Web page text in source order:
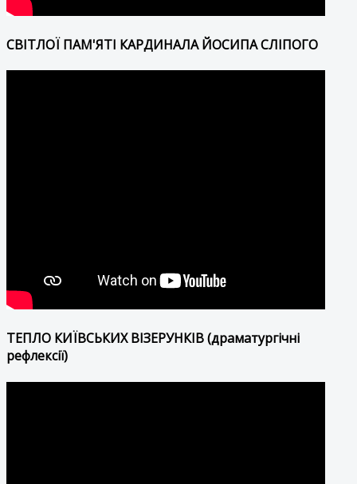
СВІТЛОЇ ПАМ'ЯТІ КАРДИНАЛА ЙОСИПА СЛІПОГО
ТЕПЛО КИЇВСЬКИХ ВІЗЕРУНКІВ (драматургічні
рефлексії)